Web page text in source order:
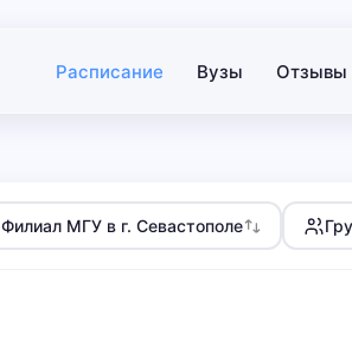
Расписание Вузы Отзывы
Филиал МГУ в г. Севастополе